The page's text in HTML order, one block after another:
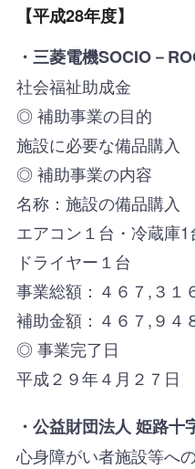
【平成28年度】
・三菱電機SOCIO－
社会福祉助成金
◎ 補助事業の目的
施設に必要な備品購入
◎ 補助事業の内容
名称：施設の備品購入
エアコン１台・冷蔵庫
ドライヤー１台
事業総額：４６７,３１
補助金額：４６７,９４
◎ 事業完了日
平成２９年４月２７日
・公益財団法人 姫路十
心身障がい者施設等へ